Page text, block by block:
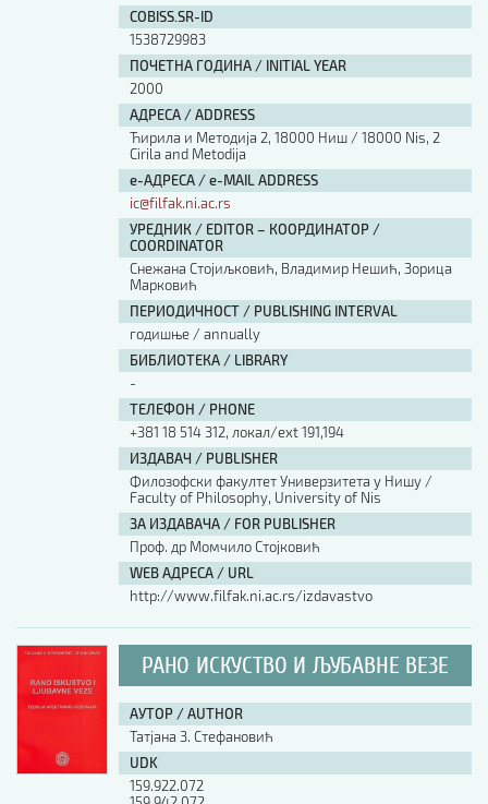
COBISS.SR-ID
1538729983
ПОЧЕТНА ГОДИНА / INITIAL YEAR
2000
АДРЕСА / ADDRESS
Ћирила и Методија 2, 18000 Ниш / 18000 Nis, 2
Cirila and Metodija
е-АДРЕСА / e-MAIL ADDRESS
ic@filfak.ni.ac.rs
УРЕДНИК / EDITOR – КООРДИНАТОР /
COORDINATOR
Снежана Стојиљковић, Владимир Нешић, Зорица
Марковић
ПЕРИОДИЧНОСТ / PUBLISHING INTERVAL
годишње / annually
БИБЛИОТЕКА / LIBRARY
-
ТЕЛЕФОН / PHONE
+381 18 514 312, локал/ext 191,194
ИЗДАВАЧ / PUBLISHER
Филозофски факултет Универзитета у Нишу /
Faculty of Philosophy, University of Nis
ЗА ИЗДАВАЧА / FOR PUBLISHER
Проф. др Момчило Стојковић
WEB АДРЕСА / URL
http://www.filfak.ni.ac.rs/izdavastvo
РАНО ИСКУСТВО И ЉУБАВНЕ ВЕЗЕ
АУТОР / AUTHOR
Татјана З. Стефановић
UDK
159.922.072